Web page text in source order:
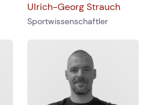
Ulrich-Georg Strauch
Sportwissenschaftler